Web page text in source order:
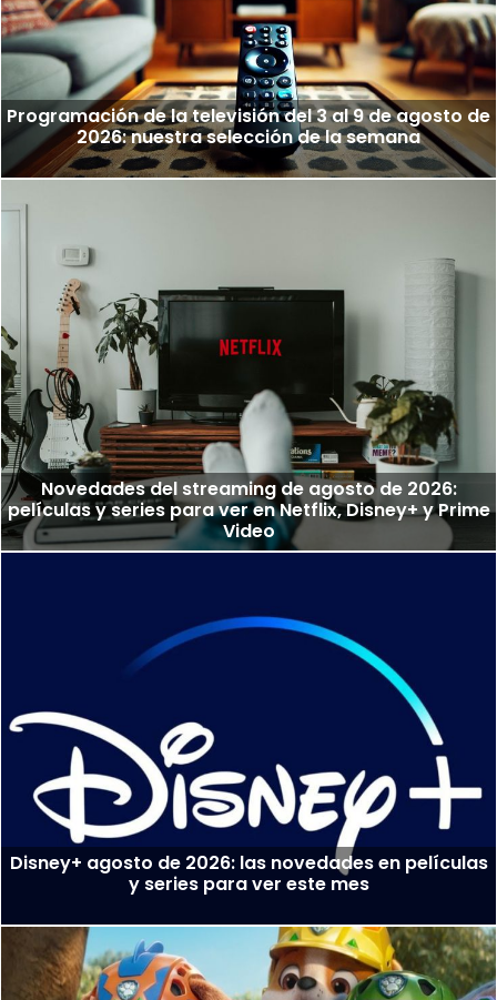
Programación de la televisión del 3 al 9 de agosto de
2026: nuestra selección de la semana
Novedades del streaming de agosto de 2026:
películas y series para ver en Netflix, Disney+ y Prime
Video
Disney+ agosto de 2026: las novedades en películas
y series para ver este mes